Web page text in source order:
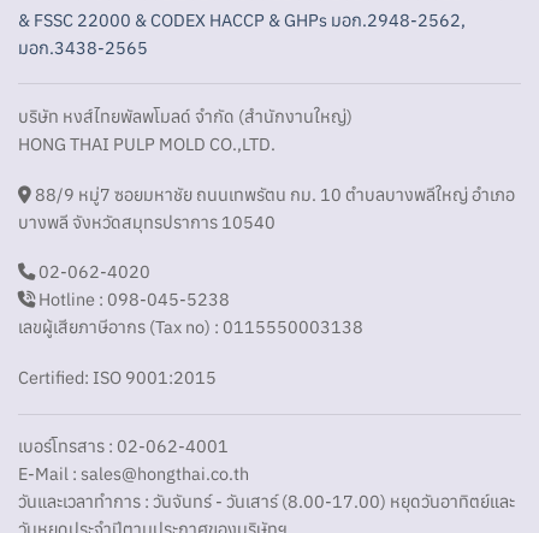
& FSSC 22000 & CODEX HACCP & GHPs มอก.2948-2562,
มอก.3438-2565
บริษัท หงส์ไทยพัลพโมลด์ จำกัด (สำนักงานใหญ่)
HONG THAI PULP MOLD CO.,LTD.
88/9 หมู่7 ซอยมหาชัย ถนนเทพรัตน กม. 10 ตำบลบางพลีใหญ่ อำเภอ
บางพลี จังหวัดสมุทรปราการ 10540
02-062-4020
Hotline : 098-045-5238
เลขผู้เสียภาษีอากร (Tax no) : 0115550003138
Certified: ISO 9001:2015
เบอร์โทรสาร : 02-062-4001
E-Mail : sales@hongthai.co.th
วันและเวลาทำการ : วันจันทร์ - วันเสาร์ (8.00-17.00) หยุดวันอาทิตย์และ